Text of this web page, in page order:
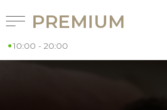
PREMIUM
10:00 - 20:00